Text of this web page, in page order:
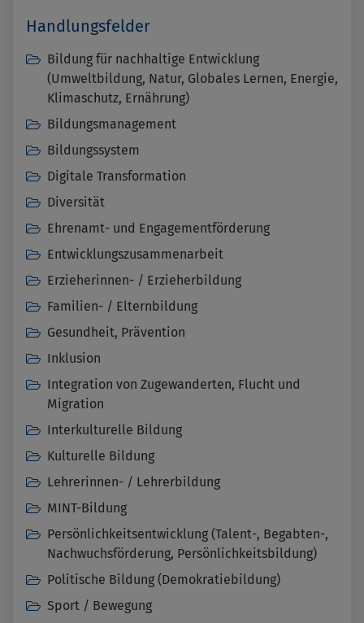
Handlungsfelder
Bildung für nachhaltige Entwicklung
(Umweltbildung, Natur, Globales Lernen, Energie,
Klimaschutz, Ernährung)
Bildungsmanagement
Bildungssystem
Digitale Transformation
Diversität
Ehrenamt- und Engagementförderung
Entwicklungszusammenarbeit
Erzieherinnen- / Erzieherbildung
Familien- / Elternbildung
Gesundheit, Prävention
Inklusion
Integration von Zugewanderten, Flucht und
Migration
Interkulturelle Bildung
Kulturelle Bildung
Lehrerinnen- / Lehrerbildung
MINT-Bildung
Persönlichkeitsentwicklung (Talent-, Begabten-,
Nachwuchsförderung, Persönlichkeitsbildung)
Politische Bildung (Demokratiebildung)
Sport / Bewegung